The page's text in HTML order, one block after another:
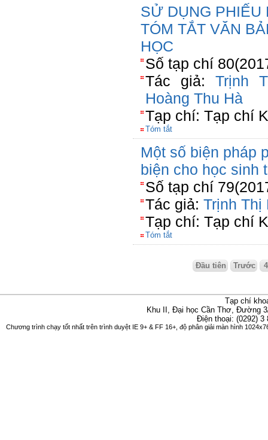
SỬ DỤNG PHIẾU
TÓM TẮT VĂN
HỌC
Số tạp chí
Tác giả: Trịnh
Hoàng Thu Hà
Tạp chí: Tạp chí
Tóm tắt
Một số biện pháp
biện cho học sinh
Số tạp chí
Tác giả: Trịnh Thị
Tạp chí: Tạp chí
Tóm tắt
Đầu tiên Trước 4
Tạp chí
Khu II, Đại học Cần Thơ, Đường
Điện thoại: (0292)
Chương trình chạy tốt nhất trên trình duyệt IE 9+ & FF 16+, độ phân giải màn hình